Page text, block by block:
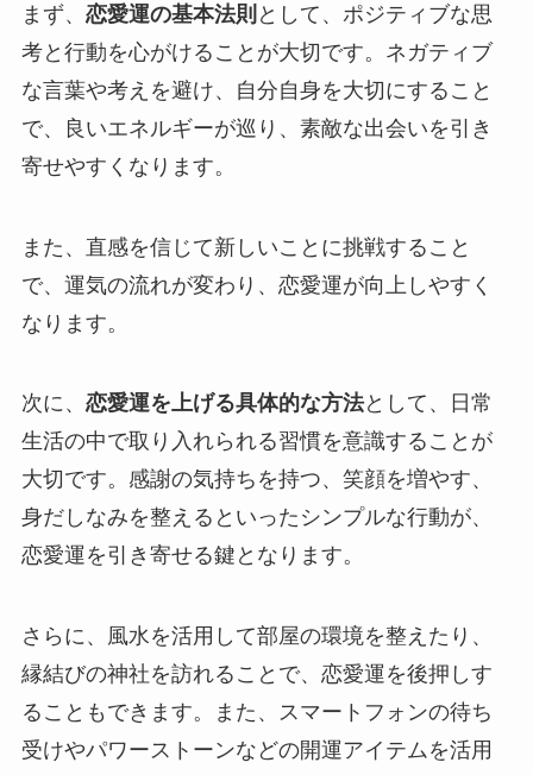
まず、 恋愛運の基本法則 として、ポジティブな思
考と行動を心がけることが大切です。ネガティブ
な言葉や考えを避け、自分自身を大切にすること
で、良いエネルギーが巡り、素敵な出会いを引き
寄せやすくなります。
また、直感を信じて新しいことに挑戦すること
で、運気の流れが変わり、恋愛運が向上しやすく
なります。
次に、 恋愛運を上げる具体的な方法として、日常
生活の中で取り入れられる習慣を意識することが
大切です。感謝の気持ちを持つ、笑顔を増やす、
身だしなみを整えるといったシンプルな行動が、
恋愛運を引き寄せる鍵となります。
さらに、風水を活用して部屋の環境を整えたり、
縁結びの神社を訪れることで、恋愛運を後押しす
ることもできます。また、スマートフォンの待ち
受けやパワーストーンなどの開運アイテムを活用